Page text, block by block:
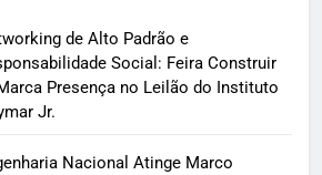
de Alto Padrão e
Social: Feira Construir
Presença no Leilão do Instituto
Jr.
Nacional Atinge Marco